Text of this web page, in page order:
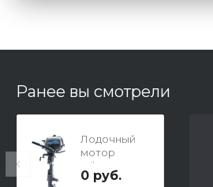
Ранее вы смотрели
Лодочный
мотор
Mikatsu
MF3.5FHS
0 руб.